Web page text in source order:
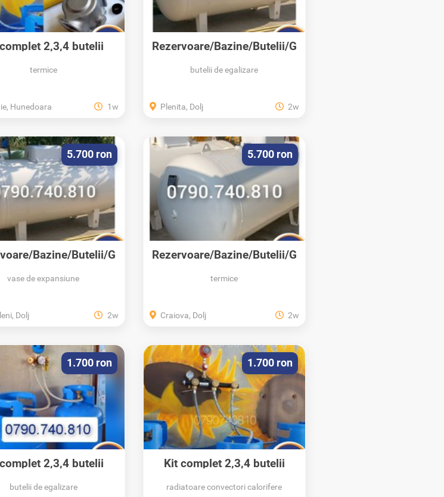
2,3,4 butelii
termice
Hunedoara 1w
Rezervoare/Bazine/Butelii/G
butelii de egalizare
Plenita, Dolj 2w
Bazine/Butelii/G
vase de expansiune
5.700 ron
Dolj 2w
Rezervoare/Bazine/Butelii/G
termice
5.700 ron
Craiova, Dolj 2w
2,3,4 butelii
butelii de egalizare
1.700 ron
Kit complet 2,3,4 butelii
radiatoare convectori calorifere
1.700 ron